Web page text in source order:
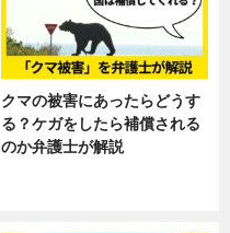
クマの被害にあったらどうす
る？ケガをしたら補償される
のか弁護士が解説